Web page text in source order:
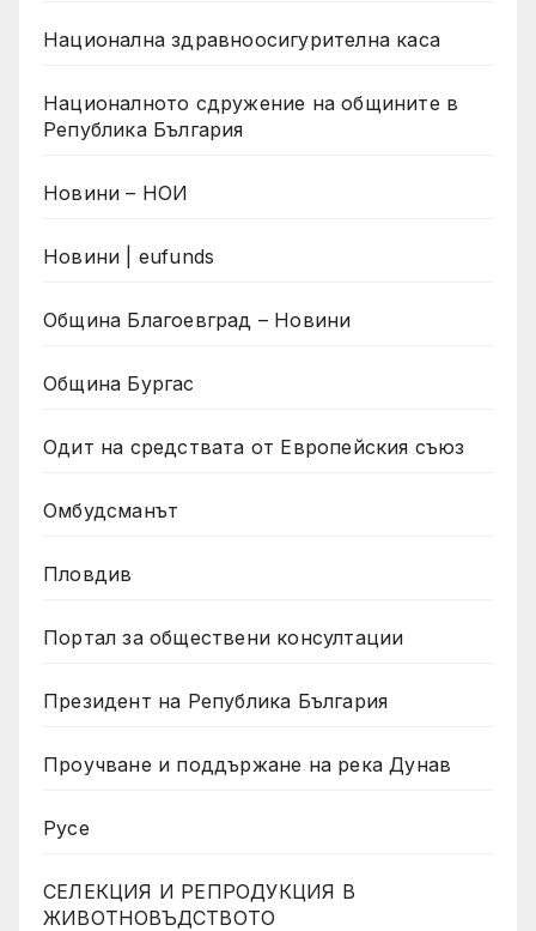
Национална здравноосигурителна каса
Националното сдружение на общините в
Република България
Новини – НОИ
Новини | eufunds
Община Благоевград – Новини
Община Бургас
Одит на средствата от Европейския съюз
Омбудсманът
Пловдив
Портал за обществени консултации
Президент на Република България
Проучване и поддържане на река Дунав
Русе
СЕЛЕКЦИЯ И РЕПРОДУКЦИЯ В
ЖИВОТНОВЪДСТВОТО